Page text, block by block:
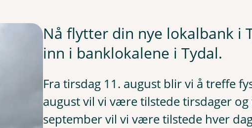
Nå flytter din nye lokalbank i
inn i banklokalene i Tydal.
Fra tirsdag 11. august blir vi å treffe
august vil vi være tilstede tirsdager og
september vil vi være tilstede hver